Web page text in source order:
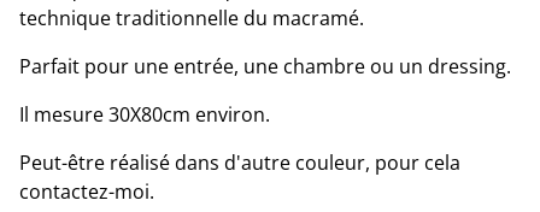
technique traditionnelle du macramé.
Parfait pour une entrée, une chambre ou un dressing.
Il mesure 30X80cm environ.
Peut-être réalisé dans d'autre couleur, pour cela
contactez-moi.